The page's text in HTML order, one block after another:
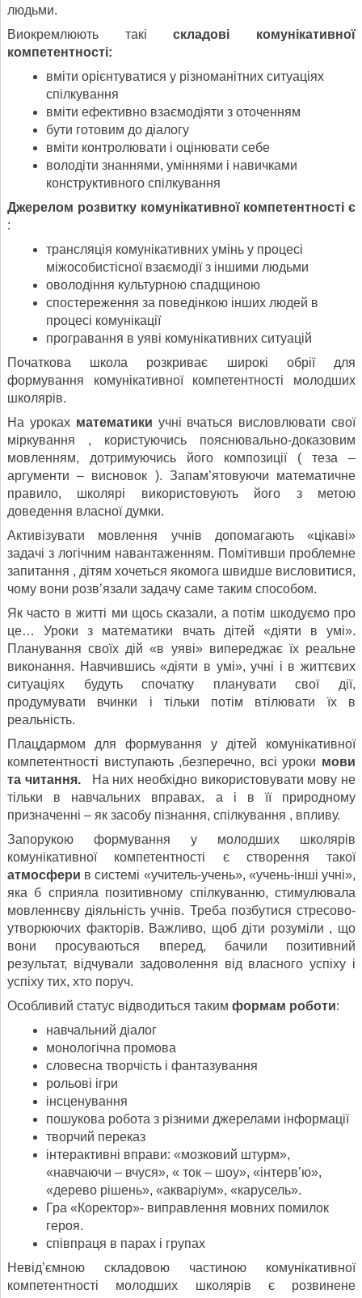
людьми.
Виокремлюють такіскладові комунікативної
компетентності:
вміти орієнтуватися у різноманітних ситуаціях
спілкування
вміти ефективно взаємодіяти з оточенням
бути готовим до діалогу
вміти контролювати і оцінювати себе
володіти знаннями, уміннями і навичками
конструктивного спілкування
Джерелом розвитку комунікативної компетентності є
:
трансляція комунікативних умінь у процесі
міжособистісної взаємодії з іншими людьми
оволодіння культурною спадщиною
спостереження за поведінкою інших людей в
процесі комунікації
програвання в уяві комунікативних ситуацій
Початкова школа розкриває широкі обрії для
формування комунікативної компетентності молодших
школярів.
На уроках математики учні вчаться висловлювати свої
міркування , користуючись пояснювально-доказовим
мовленням, дотримуючись його композиції ( теза –
аргументи – висновок ). Запам’ятовуючи математичне
правило, школярі використовують його з метою
доведення власної думки.
Активізувати мовлення учнів допомагають «цікаві»
задачі з логічним навантаженням. Помітивши проблемне
запитання , дітям хочеться якомога швидше висловитися,
чому вони розв’язали задачу саме таким способом.
Як часто в житті ми щось сказали, а потім шкодуємо про
це… Уроки з математики вчать дітей «діяти в умі».
Планування своїх дій «в уяві» випереджає їх реальне
виконання. Навчившись «діяти в умі», учні і в життєвих
ситуаціях будуть спочатку планувати свої дії,
продумувати вчинки і тільки потім втілювати їх в
реальність.
Плацдармом для формування у дітей комунікативної
компетентності виступають ,безперечно, всі уроки мови
та читання.
На них необхідно використовувати мову не
тільки в навчальних вправах, а і в її природному
призначенні – як засобу пізнання, спілкування , впливу.
Запорукою формування у молодших школярів
комунікативної компетентності є створення такої
атмосфери в системі «учитель-учень», «учень-інші учні»,
яка б сприяла позитивному спілкуванню, стимулювала
мовленнєву діяльність учнів. Треба позбутися стресово-
утворюючих факторів. Важливо, щоб діти розуміли , що
вони просуваються вперед, бачили позитивний
результат, відчували задоволення від власного успіху і
успіху тих, хто поруч.
Особливий статус відводиться таким формам роботи:
навчальний діалог
монологічна промова
словесна творчість і фантазування
рольові ігри
інсценування
пошукова робота з різними джерелами інформації
творчий переказ
інтерактивні вправи: «мозковий штурм»,
«навчаючи – вчуся», « ток – шоу», «інтерв’ю»,
«дерево рішень», «акваріум», «карусель».
Гра «Коректор»- виправлення мовних помилок
героя.
співпраця в парах і групах
Невід’ємною складовою частиною комунікативної
компетентності молодших школярів є розвинене